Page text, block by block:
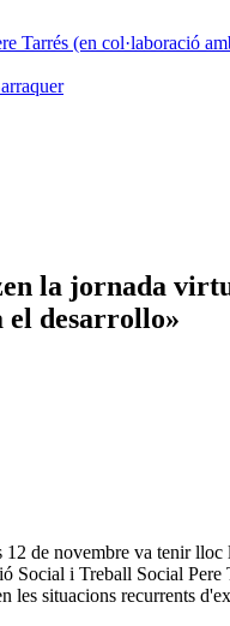
Tarrés (en col·laboració
la jornada
el desarrollo»
12 de novembre va tenir lloc
Social i Treball Social
les situacions recurrents